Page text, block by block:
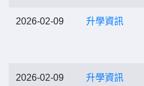
2026-02-09 升學資訊
2026-02-09 升學資訊